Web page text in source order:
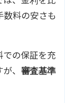
数料の安さも
での保証を充
、 審査基準